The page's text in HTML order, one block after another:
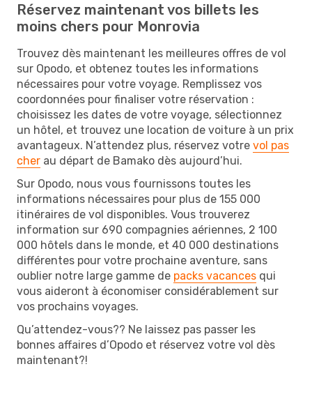
Réservez maintenant vos billets les
moins chers pour Monrovia
Trouvez dès maintenant les meilleures offres de vol
sur Opodo, et obtenez toutes les informations
nécessaires pour votre voyage. Remplissez vos
coordonnées pour finaliser votre réservation :
choisissez les dates de votre voyage, sélectionnez
un hôtel, et trouvez une location de voiture à un prix
avantageux. N’attendez plus, réservez votre vol pas
cher au départ de Bamako dès aujourd’hui.
Sur Opodo, nous vous fournissons toutes les
informations nécessaires pour plus de 155 000
itinéraires de vol disponibles. Vous trouverez
information sur 690 compagnies aériennes, 2 100
000 hôtels dans le monde, et 40 000 destinations
différentes pour votre prochaine aventure, sans
oublier notre large gamme de packs vacances qui
vous aideront à économiser considérablement sur
vos prochains voyages.
Qu’attendez-vous?? Ne laissez pas passer les
bonnes affaires d’Opodo et réservez votre vol dès
maintenant?!